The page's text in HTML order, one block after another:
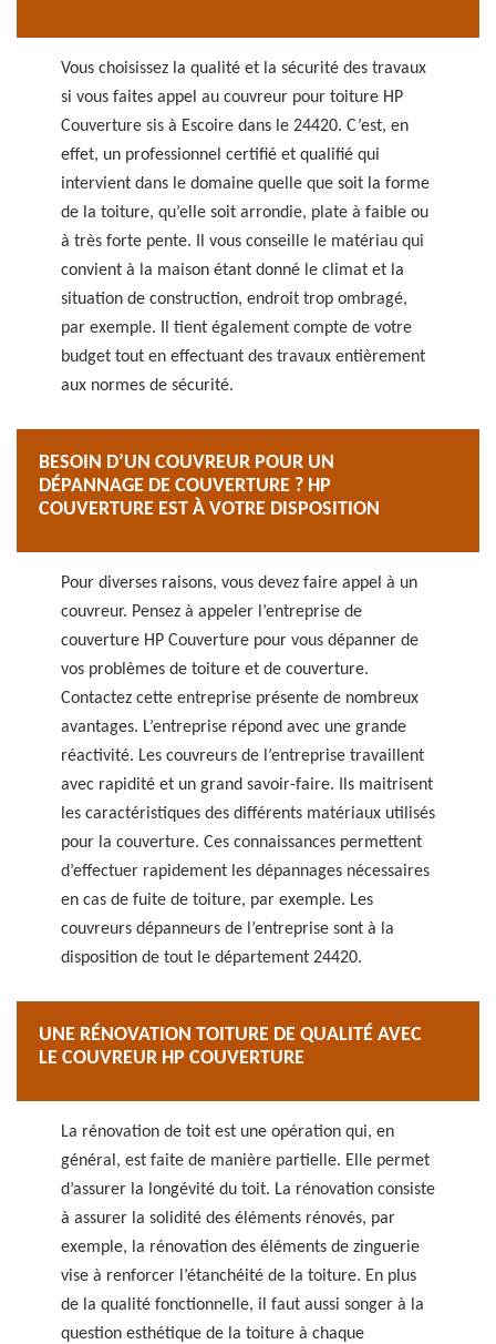
Vous choisissez la qualité et la sécurité des travaux
si vous faites appel au couvreur pour toiture HP
Couverture sis à Escoire dans le 24420. C’est, en
effet, un professionnel certifié et qualifié qui
intervient dans le domaine quelle que soit la forme
de la toiture, qu’elle soit arrondie, plate à faible ou
à très forte pente. Il vous conseille le matériau qui
convient à la maison étant donné le climat et la
situation de construction, endroit trop ombragé,
par exemple. Il tient également compte de votre
budget tout en effectuant des travaux entièrement
aux normes de sécurité.
BESOIN D’UN COUVREUR POUR UN
DÉPANNAGE DE COUVERTURE ? HP
COUVERTURE EST À VOTRE DISPOSITION
Pour diverses raisons, vous devez faire appel à un
couvreur. Pensez à appeler l’entreprise de
couverture HP Couverture pour vous dépanner de
vos problèmes de toiture et de couverture.
Contactez cette entreprise présente de nombreux
avantages. L’entreprise répond avec une grande
réactivité. Les couvreurs de l’entreprise travaillent
avec rapidité et un grand savoir-faire. Ils maitrisent
les caractéristiques des différents matériaux utilisés
pour la couverture. Ces connaissances permettent
d’effectuer rapidement les dépannages nécessaires
en cas de fuite de toiture, par exemple. Les
couvreurs dépanneurs de l’entreprise sont à la
disposition de tout le département 24420.
UNE RÉNOVATION TOITURE DE QUALITÉ AVEC
LE COUVREUR HP COUVERTURE
La rénovation de toit est une opération qui, en
général, est faite de manière partielle. Elle permet
d’assurer la longévité du toit. La rénovation consiste
à assurer la solidité des éléments rénovés, par
exemple, la rénovation des éléments de zinguerie
vise à renforcer l’étanchéité de la toiture. En plus
de la qualité fonctionnelle, il faut aussi songer à la
question esthétique de la toiture à chaque